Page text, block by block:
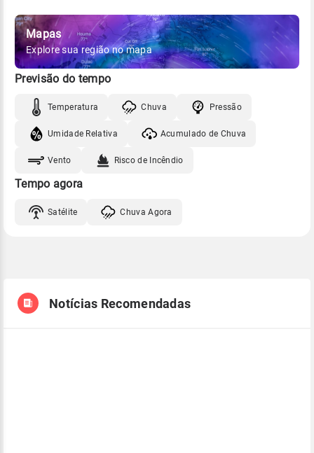
Mapas
Explore sua região no mapa
Previsão do tempo
Temperatura Chuva Pressão
Umidade Relativa Acumulado de Chuva
Vento Risco de Incêndio
Tempo agora
Satélite Chuva Agora
Notícias Recomendadas